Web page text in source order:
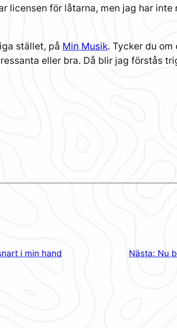
licensen för låtarna, men jag har
stället, på Min Musik. Tycker du
eller bra. Då blir jag förstås
i min hand Nästa: Nu